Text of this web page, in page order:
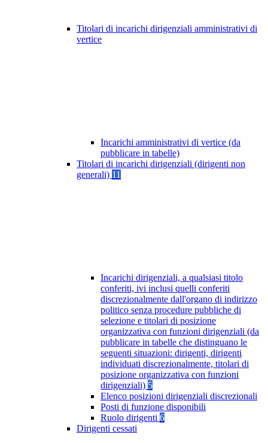
Titolari di incarichi dirigenziali amministrativi di
vertice
Incarichi amministrativi di vertice (da
pubblicare in tabelle)
Titolari di incarichi dirigenziali (dirigenti non
generali) 11
Incarichi dirigenziali, a qualsiasi titolo
conferiti, ivi inclusi quelli conferiti
discrezionalmente dall'organo di indirizzo
politico senza procedure pubbliche di
selezione e titolari di posizione
organizzativa con funzioni dirigenziali (da
pubblicare in tabelle che distinguano le
seguenti situazioni: dirigenti, dirigenti
individuati discrezionalmente, titolari di
posizione organizzativa con funzioni
dirigenziali) 5
Elenco posizioni dirigenziali discrezionali
Posti di funzione disponibili
Ruolo dirigenti 6
Dirigenti cessati